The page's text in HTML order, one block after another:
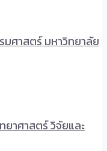
มศาสตร์ มหาวิทยาลัย
ยาศาสตร์ วิจัยและ